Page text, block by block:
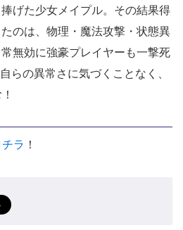
捧げた少女メイプル。その結果得
たのは、物理・魔法攻撃・状態異
常無効に強豪プレイヤーも一撃死
の異常さに気づくことなく、
チラ ！